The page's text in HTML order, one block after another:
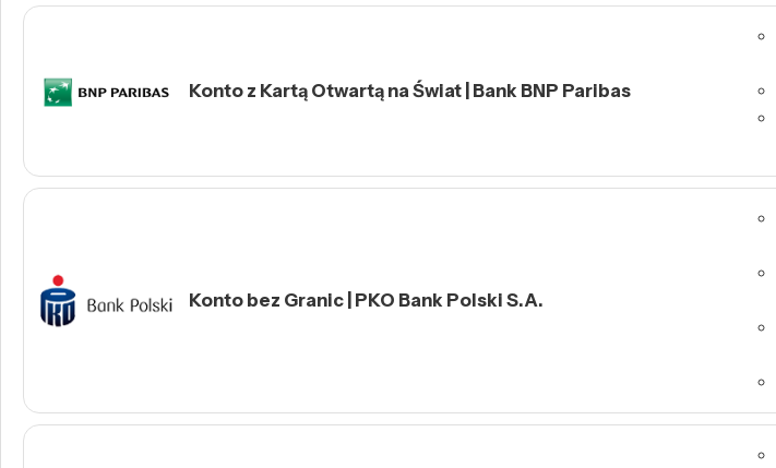
Konto z Kartą Otwartą na Świat | Bank BNP Paribas
Konto bez Granic | PKO Bank Polski S.A.